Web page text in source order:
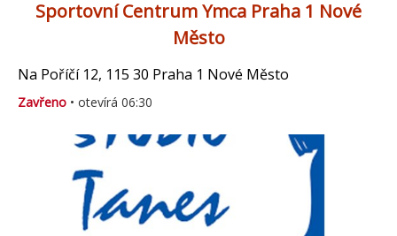
Sportovní Centrum Ymca Praha 1 Nové
Město
Na Poříčí 12, 115 30 Praha 1 Nové Město
Zavřeno • otevírá 06:30